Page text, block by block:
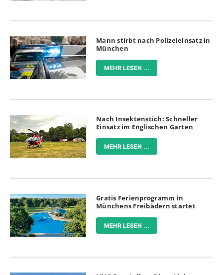
Mann stirbt nach Polizeieinsatz in
München
MEHR LESEN ...
Nach Insektenstich: Schneller
Einsatz im Englischen Garten
MEHR LESEN ...
Gratis Ferienprogramm in
Münchens Freibädern startet
MEHR LESEN ...